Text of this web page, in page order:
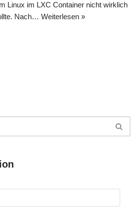
Linux im LXC Container nicht wirklich
Nach… Weiterlesen »